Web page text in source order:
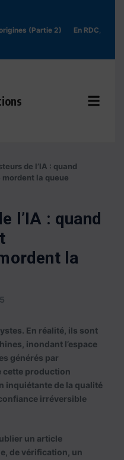
(Partie 2) En RDC,
de l’IA : quand
la queue
l’IA : quand
la
En réalité, ils sont
inondant l’espace
générés par
cette production
inquiétante de la qualité
irréversible
un article
de vérification, un